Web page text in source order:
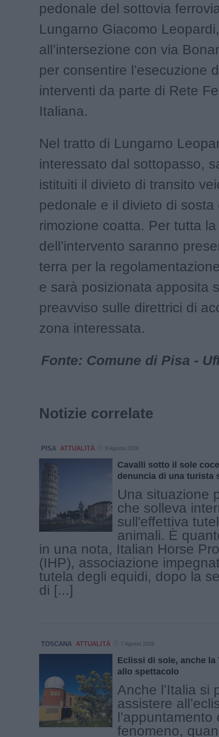
pedonale del sottovia
Lungarno Giacomo Leopardi,
all’intersezione con via
per consentire l’esecuzione
interventi da parte di Rete
Italiana.
Nel tratto di Lungarno
interessato dal sottopasso,
istituiti il divieto di transito
pedonale e il divieto di sosta
rimozione coatta. Per tutta
dell’intervento saranno
terra per la
e sarà posizionata apposita
preavviso sulle direttrici di
zona interessata.
Fonte: Comune di Pisa -
Notizie correlate
PISA ATTUALITÀ 8 Agosto 2026
Cavalli sotto il sole
denuncia di una turista
Una situazione
che solleva
sull'effettiva
animali. È
in una nota, Italian Horse
(IHP), associazione
tutela degli equidi, dopo la
di [...]
TOSCANA ATTUALITÀ 7 Agosto 2026
Eclissi di sole, anche la
allo spettacolo
Anche l’Italia si
assistere
l’appuntamento
fenomeno,